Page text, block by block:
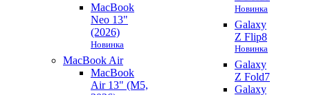
MacBook
Neo 13"
(2026)
Новинка
MacBook Air
MacBook
Air 13" (M5,
Новинка
Galaxy
Z Flip8
Новинка
Galaxy
Z Fold7
Galaxy